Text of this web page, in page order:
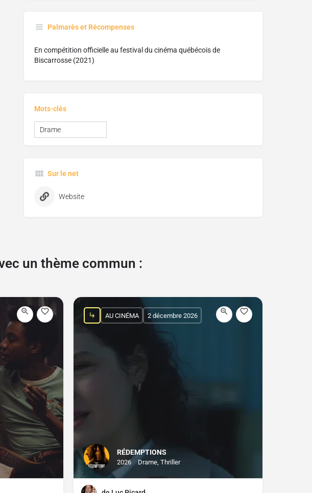
Palmarès et Récompenses
En compétition officielle au festival du cinéma québécois de
Biscarrosse (2021)
Mots-clés
Drame
Sur le net
Website
un thème commun :
RÉDEMPTIONS
2026 Drame, Thriller
AU CINÉMA 2 décembre 2026